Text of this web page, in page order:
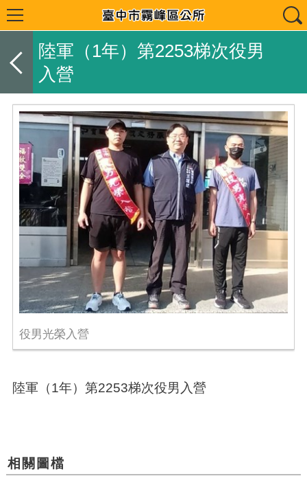
陸軍（1年）第2253梯次役男
入營
役男光榮入營
陸軍（1年）第2253梯次役男入營
相關圖檔